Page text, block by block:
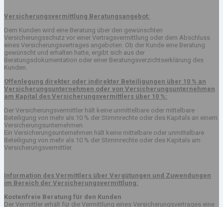
Versicherungsvermittlung Beratungsangebot:
Dem Kunden wird eine Beratung über den gewünschten
Versicherungsschutz vor einer Vertragsvermittlung oder dem Abschluss
eines Versicherungsvertrages angeboten. Ob der Kunde eine Beratung
gewünscht und erhalten hatte, ergibt sich aus der
Beratungsdokumentation oder einer Beratungsverzichtserklärung des
Kunden.
Offenlegung direkter oder indirekter Beteiligungen über 10 % an
Versicherungsunternehmen oder von Versicherungsunternehmen
am Kapital des Versicherungsvermittlers über 10 %:
Der Versicherungsvermittler hält keine unmittelbare oder mittelbare
Beteiligung von mehr als 10 % der Stimmrechte oder des Kapitals an einem
Versicherungsunternehmen.
Ein Versicherungsunternehmen hält keine mittelbare oder unmittelbare
Beteiligung von mehr als 10 % der Stimmrechte oder des Kapitals am
Versicherungsvermittler.
Information des Vermittlers über Vergütungen und Zuwendungen
im Bereich der Versicherungsvermittlung:
Kostenfreie Beratung für den Kunden
Der Vermittler erhält für die Vermittlung eines Versicherungsvertrages eine